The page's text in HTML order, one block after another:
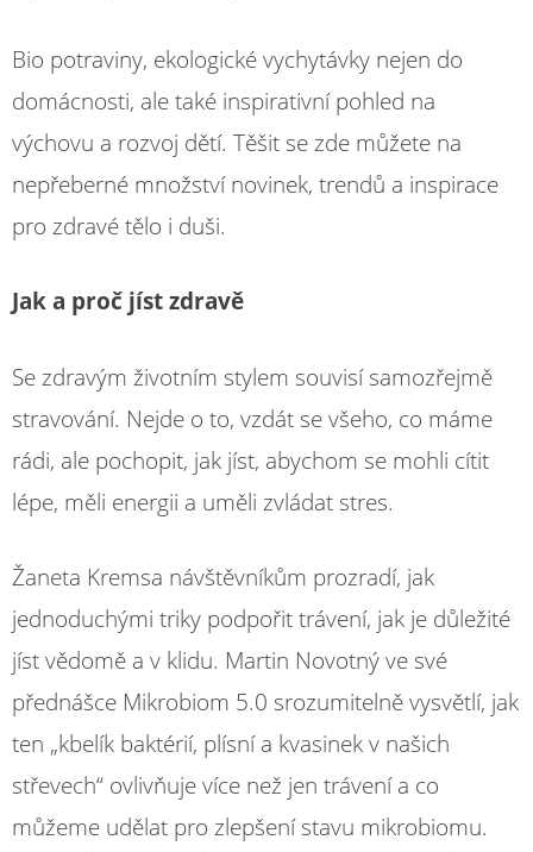
Bio potraviny, ekologické vychytávky nejen do
domácnosti, ale také inspirativní pohled na
výchovu a rozvoj dětí. Těšit se zde můžete na
nepřeberné množství novinek, trendů a inspirace
pro zdravé tělo i duši.
Jak a proč jíst zdravě
Se zdravým životním stylem souvisí samozřejmě
stravování. Nejde o to, vzdát se všeho, co máme
rádi, ale pochopit, jak jíst, abychom se mohli cítit
lépe, měli energii a uměli zvládat stres.
Žaneta Kremsa návštěvníkům prozradí, jak
jednoduchými triky podpořit trávení, jak je důležité
jíst vědomě a v klidu. Martin Novotný ve své
přednášce Mikrobiom 5.0 srozumitelně vysvětlí, jak
ten „kbelík baktérií, plísní a kvasinek v našich
střevech“ ovlivňuje více než jen trávení a co
můžeme udělat pro zlepšení stavu mikrobiomu.